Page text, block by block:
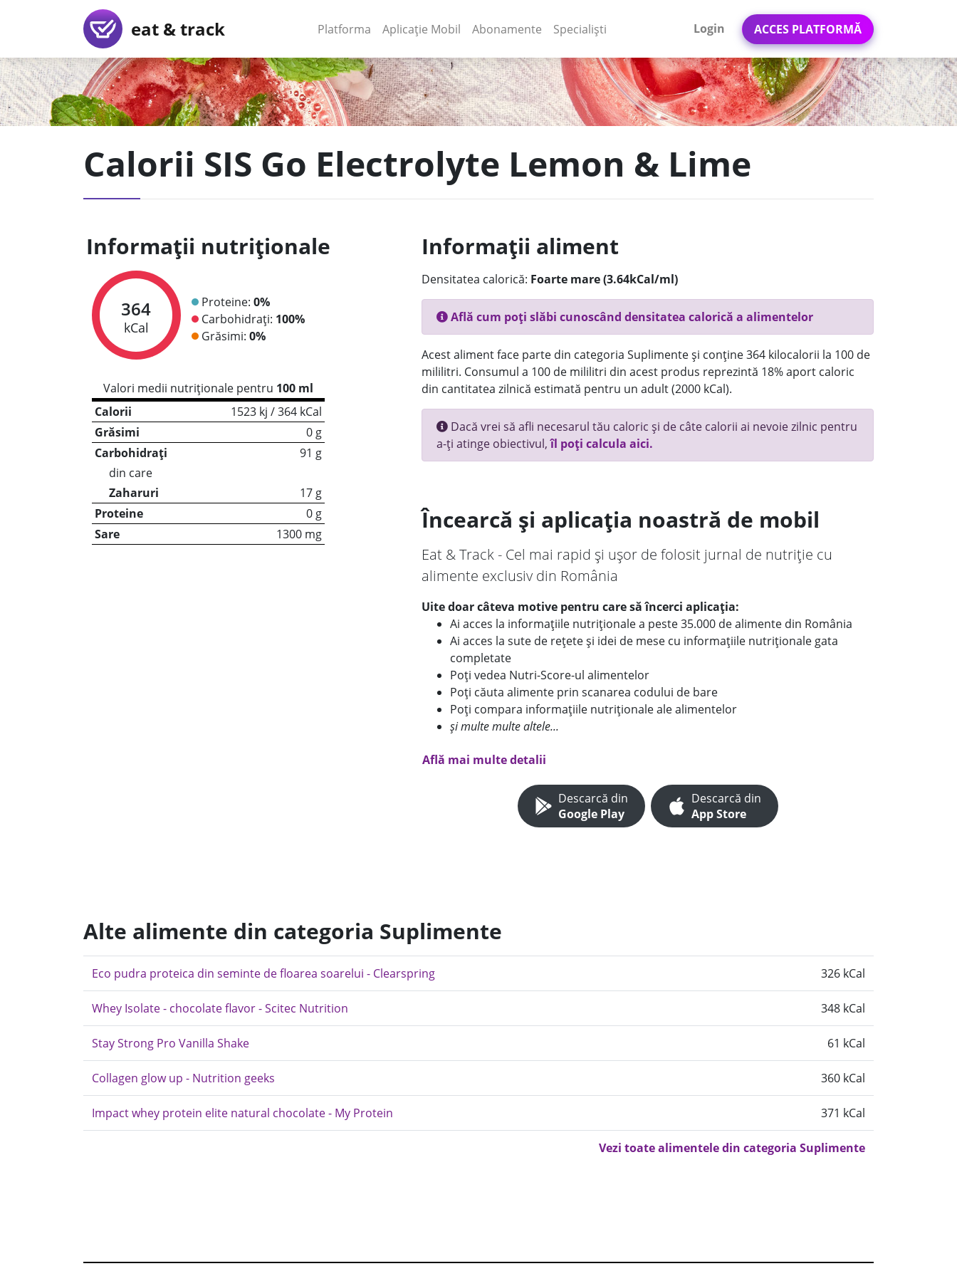
eat & track Platforma (current)
Aplicație Mobil (current)
Abonamente Specialiști Login ACCES PLATFORMĂ
Calorii SIS Go Electrolyte Lemon & Lime
Informații nutriționale
364
kCal
Proteine: 0%
Carbohidrați: 100%
Grăsimi: 0%
Valori medii nutriționale pentru 100 ml
Calorii
1523 kj / 364 kCal
Grăsimi
0 g
Carbohidrați
91 g
din care
Zaharuri
17 g
Proteine
0 g
Sare
1300 mg
Informații aliment
Densitatea calorică: Foarte mare (3.64kCal/ml)
Află cum poți slăbi cunoscând densitatea calorică a alimentelor
Acest aliment face parte din categoria Suplimente și conține 364 kilocalorii la 100 de
mililitri. Consumul a 100 de mililitri din acest produs reprezintă 18% aport caloric
din cantitatea zilnică estimată pentru un adult (2000 kCal).
Dacă vrei să afli necesarul tău caloric și de câte calorii ai nevoie zilnic pentru
a-ți atinge obiectivul,îl poți calcula aici.
Încearcă și aplicația noastră de mobil
Eat & Track - Cel mai rapid și ușor de folosit jurnal de nutriție cu
alimente exclusiv din România
Uite doar câteva motive pentru care să încerci aplicația:
Ai acces la informațiile nutriționale a peste 35.000 de alimente din România
Ai acces la sute de rețete și idei de mese cu informațiile nutriționale gata
completate
Poți vedea Nutri-Score-ul alimentelor
Poți căuta alimente prin scanarea codului de bare
Poți compara informațiile nutriționale ale alimentelor
și multe multe altele...
Află mai multe detalii
Descarcă din
Google Play
Descarcă din
App Store
Alte alimente din categoria Suplimente
Eco pudra proteica din seminte de floarea soarelui - Clearspring 326 kCal
Whey Isolate - chocolate flavor - Scitec Nutrition 348 kCal
Stay Strong Pro Vanilla Shake 61 kCal
Collagen glow up - Nutrition geeks 360 kCal
Impact whey protein elite natural chocolate - My Protein 371 kCal
Vezi toate alimentele din categoria Suplimente